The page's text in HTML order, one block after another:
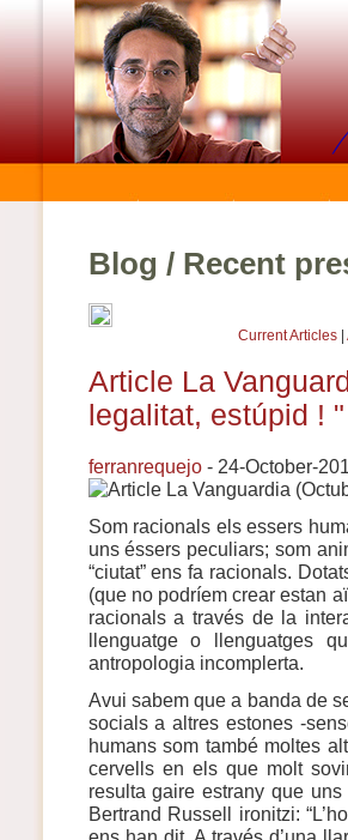
Blog / Recent
Current Articles|
Article La
legalitat, estúpid ! "
ferranrequejo- 24-October-
Som racionals els essers
uns éssers peculiars; som
“ciutat” ens fa racionals.
(que no podríem crear estan
racionals a través de la
llenguatge o llenguatges
antropologia incomplerta.
Avui sabem que a banda de
socials a altres estones -
humans som també moltes
cervells en els que molt
resulta gaire estrany que
Bertrand Russell ironitzi: